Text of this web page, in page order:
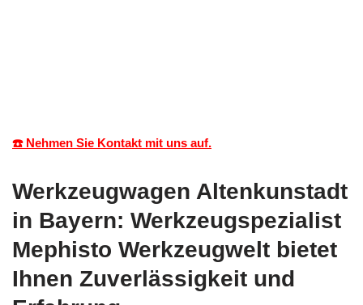
☎️ Nehmen Sie Kontakt mit uns auf.
Werkzeugwagen Altenkunstadt
in Bayern: Werkzeugspezialist
Mephisto Werkzeugwelt bietet
Ihnen Zuverlässigkeit und